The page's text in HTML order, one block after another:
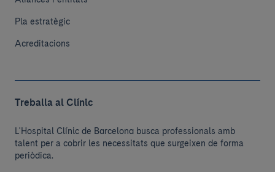
Pla estratègic
Acreditacions
Treballa al Clínic
L'Hospital Clínic de Barcelona busca professionals amb
talent per a cobrir les necessitats que surgeixen de forma
periòdica.